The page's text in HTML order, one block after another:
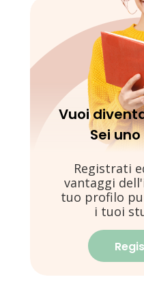
Vuoi
Sei
Registrati
vantaggi
tuo profilo
i tuoi